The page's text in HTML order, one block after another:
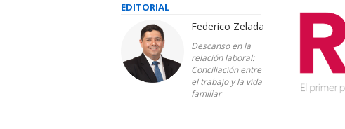
EDITORIAL
Federico Zelada
Descanso en la
relación laboral:
Conciliación entre
el trabajo y la vida
familiar